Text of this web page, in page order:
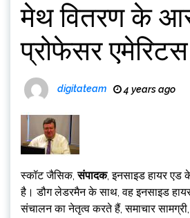
मेथ वितरण के
प्रोफेसर एमेरिटस
digitateam 4 years ago
स्कॉट जैसिक, संपादक, इनसाइड हायर
है। डौग लेडरमैन के साथ, वह इनसाइड
संचालन का नेतृत्व करते हैं, समाचार